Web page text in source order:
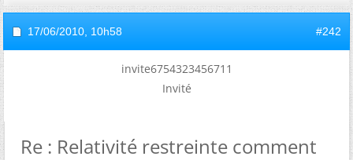
17/06/2010, 10h58 #242
invite6754323456711
Invité
Re : Relativité restreinte comment